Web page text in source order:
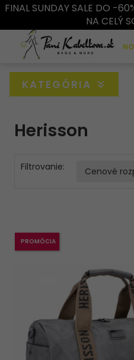
FINAL SUNDAY SALE DO -
NA CELÝ
KATEGÓRIA
Filtrovanie:
Herisson
PROMÓCIA